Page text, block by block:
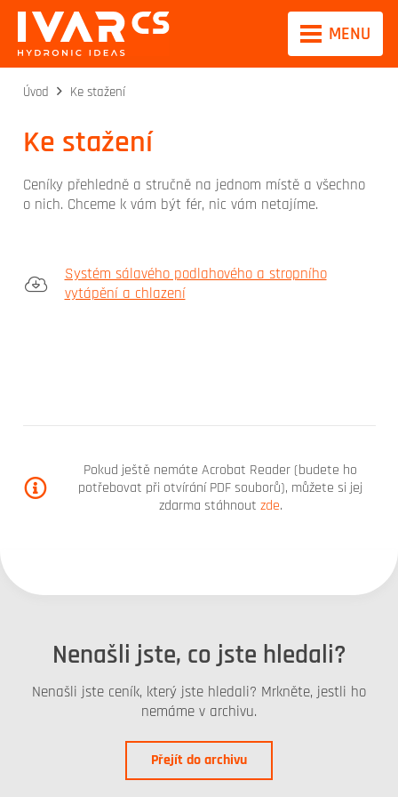
MENU
Úvod Ke stažení
Ke stažení
Ceníky přehledně a stručně na jednom místě a všechno
o nich. Chceme k vám být fér, nic vám netajíme.
Systém sálavého podlahového a stropního
vytápění a chlazení
Pokud ještě nemáte Acrobat Reader (budete ho
potřebovat při otvírání PDF souborů), můžete si jej
zdarma stáhnout zde.
Nenašli jste, co jste hledali?
Nenašli jste ceník, který jste hledali? Mrkněte, jestli ho
nemáme v archivu.
Přejít do archivu